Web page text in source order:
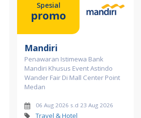
Spesial
promo
Mandiri
Penawaran Istimewa Bank
Mandiri Khusus Event Astindo
Wander Fair Di Mall Center Point
Medan
06 Aug 2026 s.d 23 Aug 2026
Travel & Hotel